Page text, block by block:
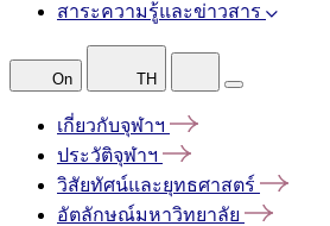
สาระความรู้และข่าวสาร
On TH
เกี่ยวกับจุฬาฯ
ประวัติจุฬาฯ
วิสัยทัศน์และยุทธศาสตร์
อัตลักษณ์มหาวิทยาลัย